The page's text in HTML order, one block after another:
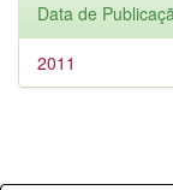
Data de
2011